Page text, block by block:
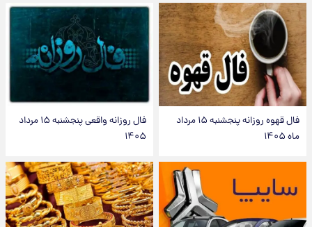
فال قهوه روزانه پنجشنبه ۱۵ مرداد
ماه ۱۴۰۵
فال روزانه واقعی پنجشنبه ۱۵ مرداد
۱۴۰۵